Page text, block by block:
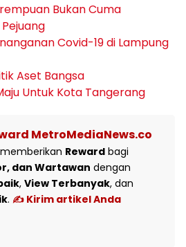
Bukan Cuma
Covid-19 di Lampung
Aset Bangsa
Untuk Kota Tangerang
MetroMediaNews.co
Reward bagi
dan Wartawan dengan
, View Terbanyak, dan
. ✍️ Kirim artikel Anda